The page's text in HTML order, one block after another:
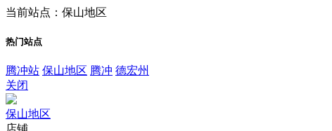
当前站点：保山地区
热门站点
腾冲站 保山地区 腾冲 德宏州
关闭
保山地区